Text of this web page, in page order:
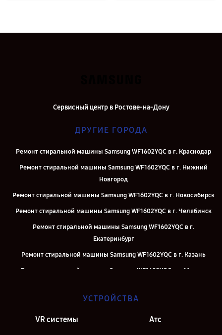
Сервисный центр в Ростове-на-Дону
ДРУГИЕ ГОРОДА
Ремонт стиральной машины Samsung WF1602YQC в г. Краснодар
Ремонт стиральной машины Samsung WF1602YQC в г. Нижний
Новгород
Ремонт стиральной машины Samsung WF1602YQC в г. Новосибирск
Ремонт стиральной машины Samsung WF1602YQC в г. Челябинск
Ремонт стиральной машины Samsung WF1602YQC в г.
Екатеринбург
Ремонт стиральной машины Samsung WF1602YQC в г. Казань
Ремонт стиральной машины Samsung WF1602YQC в г. Москва
Петербург
УСТРОЙСТВА
VR системы Атс